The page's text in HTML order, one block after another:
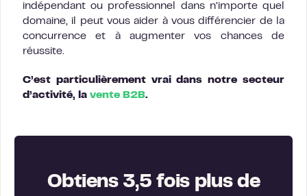
indépendant ou professionnel dans n’importe quel
domaine, il peut vous aider à vous différencier de la
concurrence et à augmenter vos chances de
réussite.
C’est particulièrement vrai dans notre secteur
d’activité, la vente B2B.
Obtiens 3,5 fois plus de